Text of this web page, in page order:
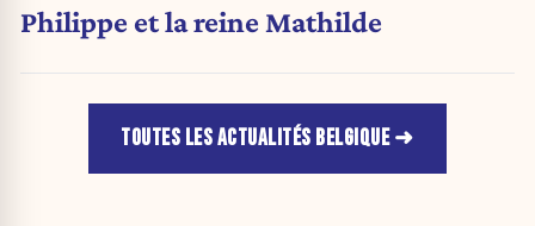
Philippe et la reine Mathilde
TOUTES LES ACTUALITÉS BELGIQUE